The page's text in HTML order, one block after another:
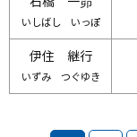
いしばし いっぽ
伊住 継行
いずみ つぐゆき